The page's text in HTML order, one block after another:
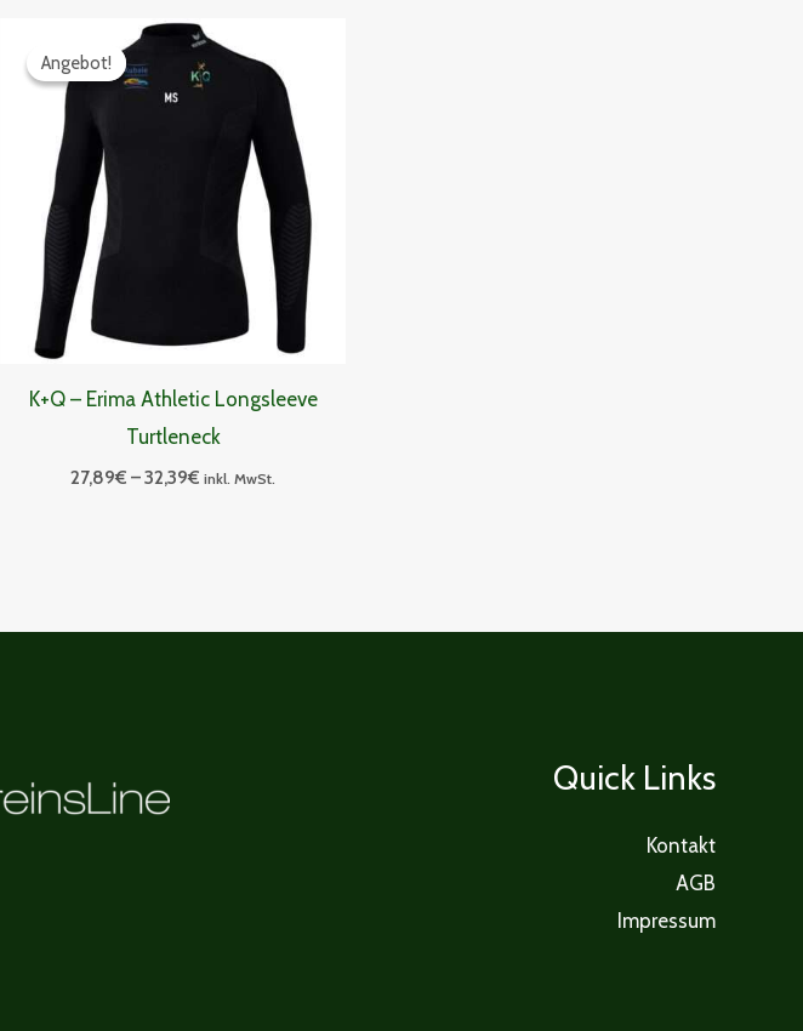
Angebot!
Angebot!
K+Q – Erima Athletic Longsleeve
Turtleneck
27,89€ –32,39€
Preisspanne:
27,89€
bis
inkl. MwSt.
Quick Links
Kontakt
AGB
Impressum